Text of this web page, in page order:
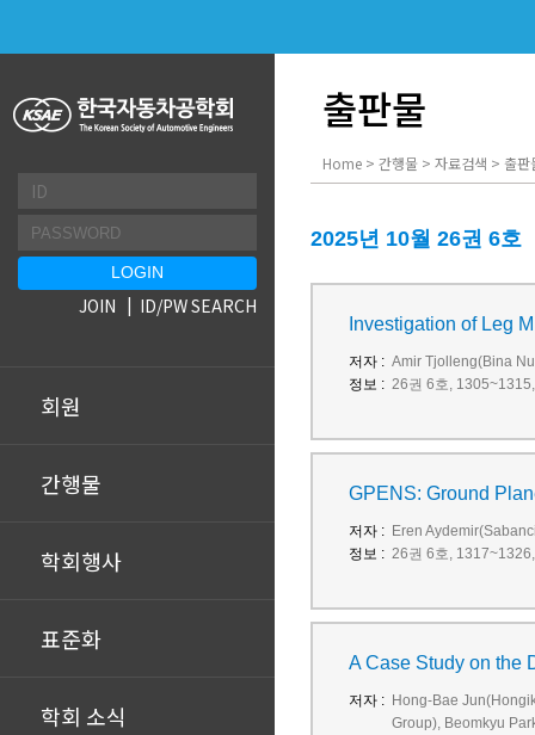
회원
간행물
학회행사
표준화
학회 소식
JOIN ID/PW SEARCH
출판물
Home > 간행물 > 자료검색 > 출판
2025년 10월 26권 6호
Investigation of Leg
저자 : Amir Tjolleng(Bina
정보 : 26권 6호,
GPENS: Ground
저자 : Eren
정보 : 26권 6호,
A Case Study on the
저자 : Hong-Bae
Group), Beomkyu